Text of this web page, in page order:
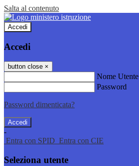
Salta al contenuto
Accedi
Accedi
button close ×
Nome Utente
Password
Password dimenticata?
-
Entra con SPID Entra con CIE
Seleziona utente